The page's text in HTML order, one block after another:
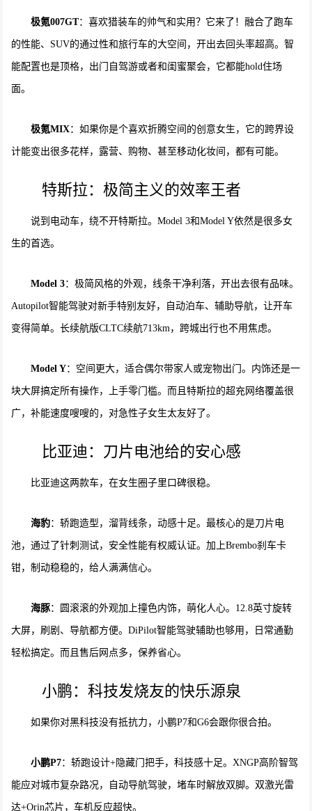
极氪007GT：喜欢猎装车的帅气和实用？它来了！融合了跑车
的性能、SUV的通过性和旅行车的大空间，开出去回头率超高。智
能配置也是顶格，出门自驾游或者和闺蜜聚会，它都能hold住场
面。
极氪MIX：如果你是个喜欢折腾空间的创意女生，它的跨界设
计能变出很多花样，露营、购物、甚至移动化妆间，都有可能。
特斯拉：极简主义的效率王者
说到电动车，绕不开特斯拉。Model 3和Model Y依然是很多女
生的首选。
Model 3：极简风格的外观，线条干净利落，开出去很有品味。
Autopilot智能驾驶对新手特别友好，自动泊车、辅助导航，让开车
变得简单。长续航版CLTC续航713km，跨城出行也不用焦虑。
Model Y：空间更大，适合偶尔带家人或宠物出门。内饰还是一
块大屏搞定所有操作，上手零门槛。而且特斯拉的超充网络覆盖很
广，补能速度嗖嗖的，对急性子女生太友好了。
比亚迪：刀片电池给的安心感
比亚迪这两款车，在女生圈子里口碑很稳。
海豹：轿跑造型，溜背线条，动感十足。最核心的是刀片电
池，通过了针刺测试，安全性能有权威认证。加上Brembo刹车卡
钳，制动稳稳的，给人满满信心。
海豚：圆滚滚的外观加上撞色内饰，萌化人心。12.8英寸旋转
大屏，刷剧、导航都方便。DiPilot智能驾驶辅助也够用，日常通勤
轻松搞定。而且售后网点多，保养省心。
小鹏：科技发烧友的快乐源泉
如果你对黑科技没有抵抗力，小鹏P7和G6会跟你很合拍。
小鹏P7：轿跑设计+隐藏门把手，科技感十足。XNGP高阶智驾
能应对城市复杂路况，自动导航驾驶，堵车时解放双脚。双激光雷
达+Orin芯片，车机反应超快。